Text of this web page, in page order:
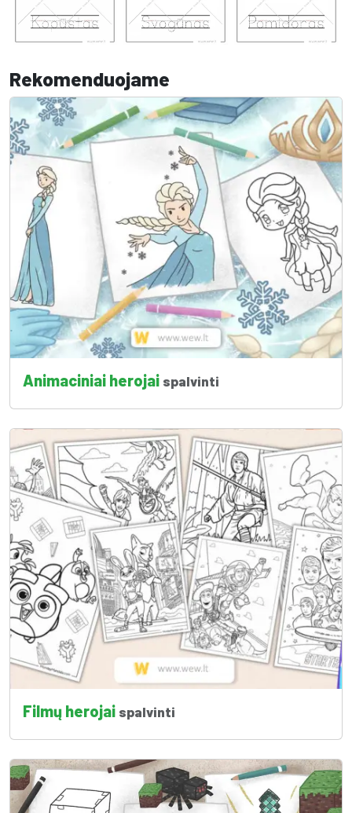
Rekomenduojame
Animaciniai herojai spalvinti
Filmų herojai spalvinti